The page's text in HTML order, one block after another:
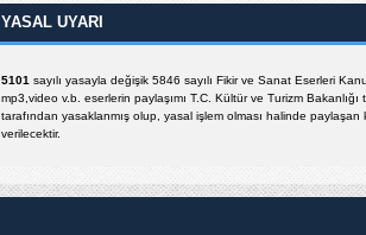
YASAL UYARI
5101 sayılı yasayla değişik 5846 sayılı Fikir ve Sanat Eserleri
mp3,video v.b. eserlerin paylaşımı T.C. Kültür ve Turizm
tarafından yasaklanmış olup, yasal işlem olması halinde
verilecektir.